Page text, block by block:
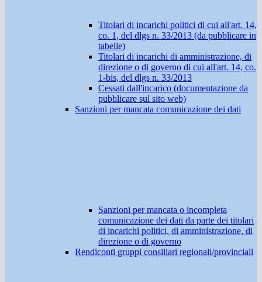
Titolari di incarichi politici di cui all'art. 14,
co. 1, del dlgs n. 33/2013 (da pubblicare in
tabelle)
Titolari di incarichi di amministrazione, di
direzione o di governo di cui all'art. 14, co.
1-bis, del dlgs n. 33/2013
Cessati dall'incarico (documentazione da
pubblicare sul sito web)
Sanzioni per mancata comunicazione dei dati
Sanzioni per mancata o incompleta
comunicazione dei dati da parte dei titolari
di incarichi politici, di amministrazione, di
direzione o di governo
Rendiconti gruppi consiliari regionali/provinciali